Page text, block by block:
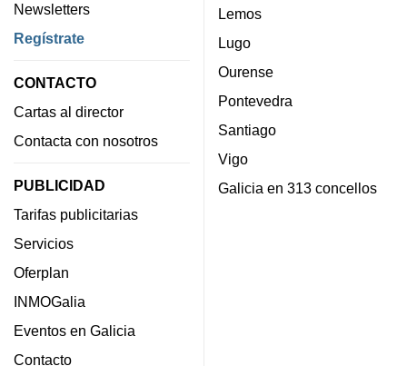
Newsletters
Regístrate
CONTACTO
Cartas al director
Contacta con nosotros
PUBLICIDAD
Tarifas publicitarias
Servicios
Oferplan
INMOGalia
Eventos en Galicia
Contacto
Lemos
Lugo
Ourense
Pontevedra
Santiago
Vigo
Galicia en 313 concellos